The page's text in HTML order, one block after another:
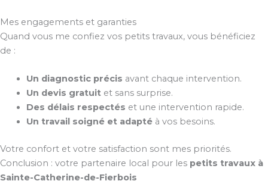
Mes engagements et garanties
Quand vous me confiez vos petits travaux, vous bénéficiez
de :
Un diagnostic précis avant chaque intervention.
Un devis gratuitet sans surprise.
Des délais respectés et une intervention rapide.
Un travail soigné et adaptéà vos besoins.
Votre confort et votre satisfaction sont mes priorités.
Conclusion : votre partenaire local pour les petits travaux à
Sainte-Catherine-de-Fierbois